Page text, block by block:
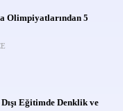
Olimpiyatlarından 5
Eğitimde Denklik ve